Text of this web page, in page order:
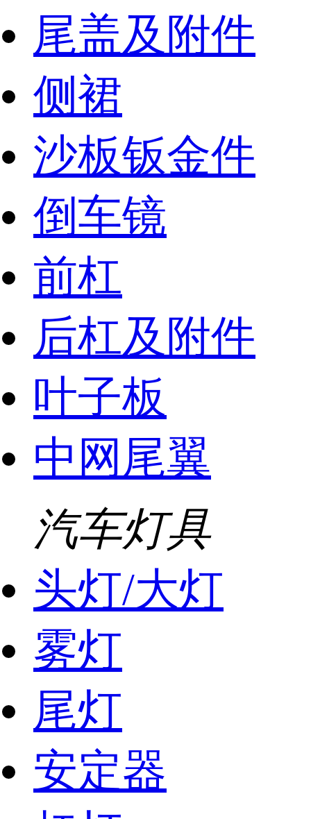
尾盖及附件
侧裙
沙板钣金件
倒车镜
前杠
后杠及附件
叶子板
中网尾翼
汽车灯具
头灯/大灯
雾灯
尾灯
安定器